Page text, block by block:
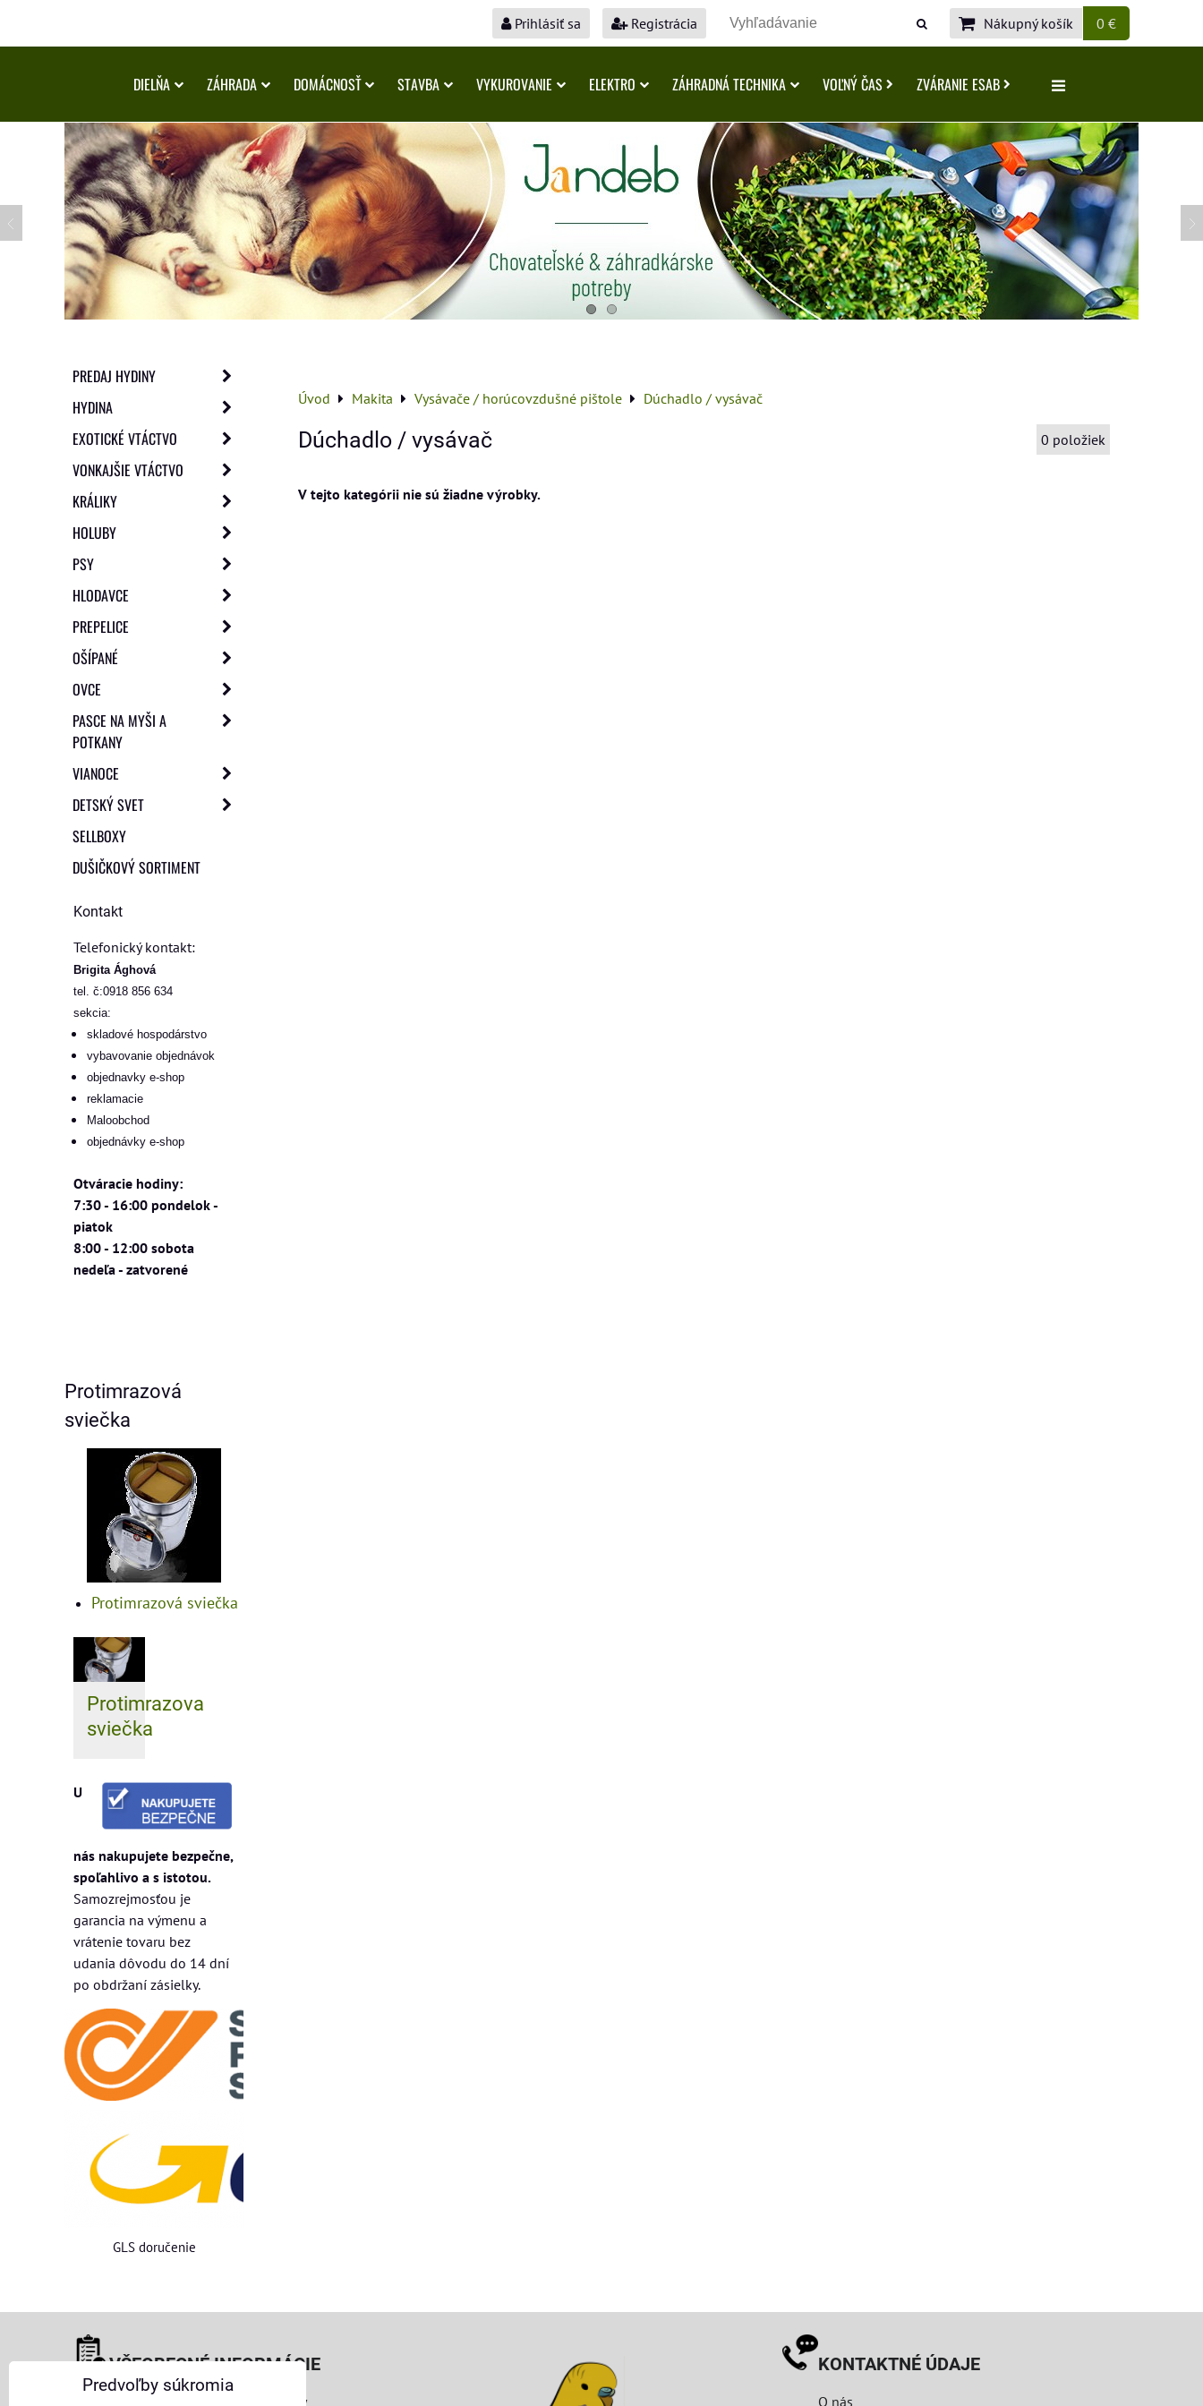
Prihlásiť sa Registrácia Nákupný košík 0 €
DIELŇA ZÁHRADA DOMÁCNOSŤ STAVBA VYKUROVANIE ELEKTRO ZÁHRADNÁ TECHNIKA VOĽNÝ ČAS ZVÁRANIE ESAB
Úvod Makita Vysávače / horúcovzdušné pištole Dúchadlo / vysávač
Dúchadlo / vysávač 0 položiek
PREDAJ HYDINY
HYDINA
EXOTICKÉ VTÁCTVO
VONKAJŠIE VTÁCTVO
KRÁLIKY
HOLUBY
PSY
HLODAVCE
PREPELICE
OŠÍPANÉ
OVCE
PASCE NA MYŠI A
POTKANY
VIANOCE
DETSKÝ SVET
SELLBOXY
DUŠIČKOVÝ SORTIMENT
Kontakt
Telefonický kontakt:
Brigita Ághová
tel. č:0918 856 634
sekcia:
skladové hospodárstvo
vybavovanie objednávok
objednavky e-shop
reklamacie
Maloobchod
objednávky e-shop
Otváracie hodiny:
7:30 - 16:00 pondelok -
piatok
8:00 - 12:00 sobota
nedeľa - zatvorené
Protimrazová
sviečka
Protimrazová sviečka
Protimrazova
sviečka
U
nás nakupujete bezpečne,
spoľahlivo a s istotou.
Samozrejmosťou je
garancia na výmenu a
vrátenie tovaru bez
udania dôvodu do 14 dní
po obdržaní zásielky.
GLS doručenie
VŠEOBECNÉ INFORMÁCIE
Obchodné podmienky pre osoby
KONTAKTNÉ ÚDAJE
O nás
Predvoľby súkromia